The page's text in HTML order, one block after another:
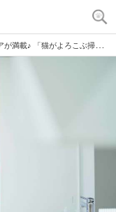
よろこぶ掃除・片づけ」フォトブック